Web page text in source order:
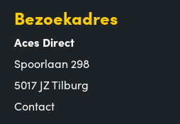
Bezoekadres
Aces Direct
Spoorlaan 298
5017 JZ Tilburg
Contact